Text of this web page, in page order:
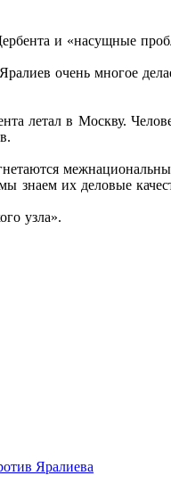
и «насущные
очень многое
летал в Москву.
их деловые
узла».
Яралиева